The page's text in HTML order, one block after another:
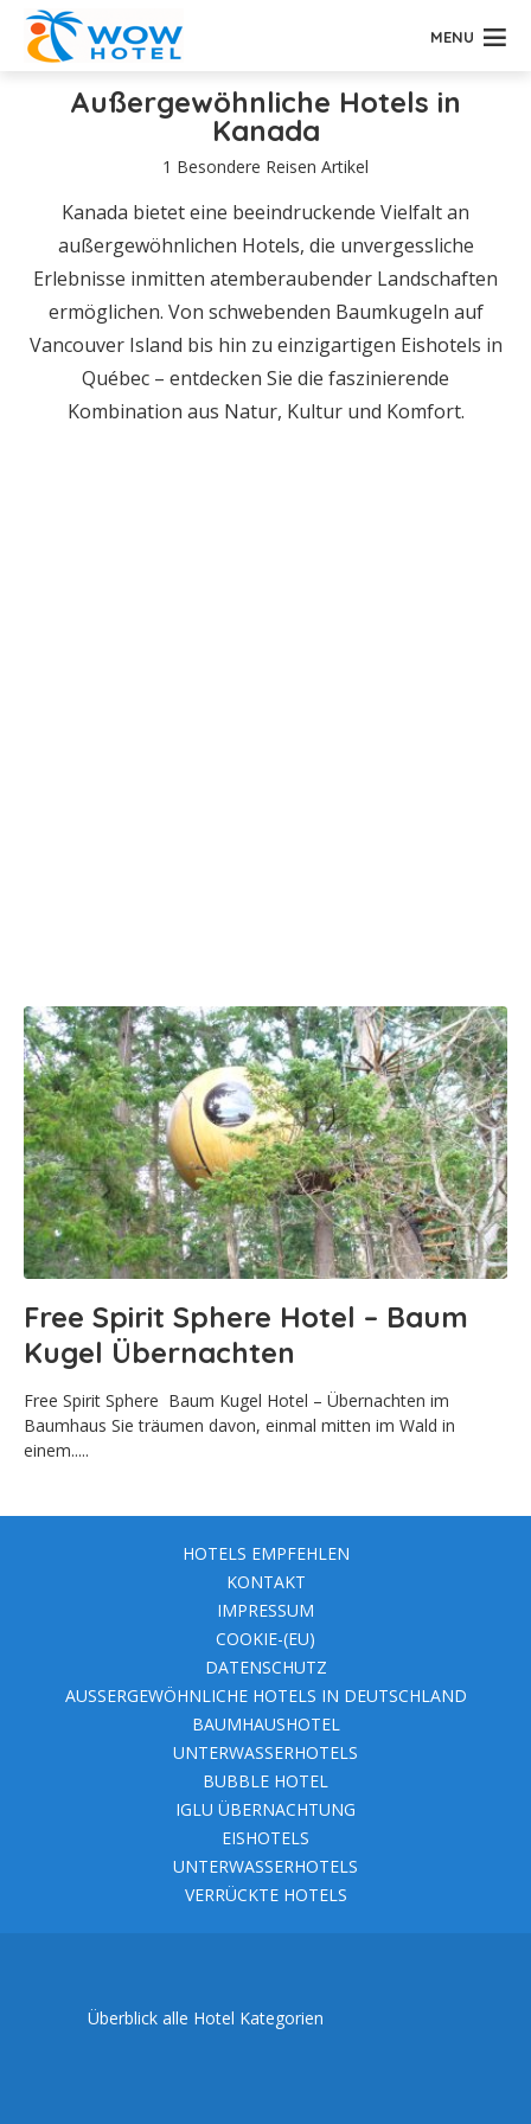
MENU
Außergewöhnliche Hotels in
Kanada
1 Besondere Reisen Artikel
Kanada bietet eine beeindruckende Vielfalt an
außergewöhnlichen Hotels, die unvergessliche
Erlebnisse inmitten atemberaubender Landschaften
ermöglichen. Von schwebenden Baumkugeln auf
Vancouver Island bis hin zu einzigartigen Eishotels in
Québec – entdecken Sie die faszinierende
Kombination aus Natur, Kultur und Komfort.
Free Spirit Sphere Hotel – Baum
Kugel Übernachten
Free Spirit Sphere Baum Kugel Hotel – Übernachten im
Baumhaus Sie träumen davon, einmal mitten im Wald in
einem.....
HOTELS EMPFEHLEN
KONTAKT
IMPRESSUM
COOKIE-(EU)
DATENSCHUTZ
AUSSERGEWÖHNLICHE HOTELS IN DEUTSCHLAND
BAUMHAUSHOTEL
UNTERWASSERHOTELS
BUBBLE HOTEL
IGLU ÜBERNACHTUNG
EISHOTELS
UNTERWASSERHOTELS
VERRÜCKTE HOTELS
Überblick alle Hotel Kategorien